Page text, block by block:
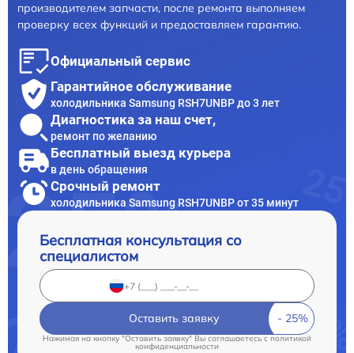
производителем запчасти, после ремонта выполняем
проверку всех функций и предоставляем гарантию.
Официальный сервис
Гарантийное обслуживание
холодильника Samsung RSH7UNBP до 3 лет
Диагностика за наш счет,
ремонт по желанию
Бесплатный выезд курьера
в день обращения
Срочный ремонт
холодильника Samsung RSH7UNBP от 35 минут
Бесплатная консультация со
специалистом
Оставить заявку
Нажимая на кнопку "Оставить заявку" Вы соглашаетесь c политикой
конфиденциальности